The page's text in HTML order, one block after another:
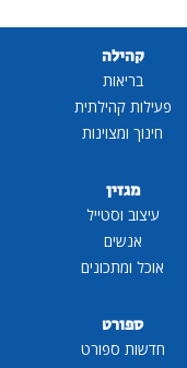
קהילה
בריאות
פעילות קהילתית
חינוך ומצוינות
מגזין
עיצוב וסטייל
אנשים
אוכל ומתכונים
ספורט
חדשות ספורט